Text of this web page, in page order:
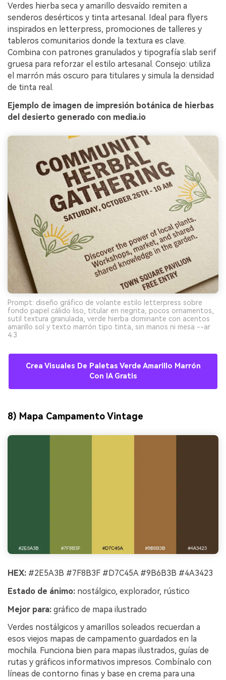
Verdes hierba seca y amarillo desvaído remiten a
senderos desérticos y tinta artesanal. Ideal para flyers
inspirados en letterpress, promociones de talleres y
tableros comunitarios donde la textura es clave.
Combina con patrones granulados y tipografía slab serif
gruesa para reforzar el estilo artesanal. Consejo: utiliza
el marrón más oscuro para titulares y simula la densidad
de tinta real.
Ejemplo de imagen de impresión botánica de hierbas
del desierto generado con media.io
Prompt: diseño gráfico de volante estilo letterpress sobre
fondo papel cálido liso, titular en negrita, pocos ornamentos,
sutil textura granulada, verde hierba dominante con acentos
amarillo sol y texto marrón tipo tinta, sin manos ni mesa --ar
4:3
Crea Visuales De Paletas Verde Amarillo Marrón
Con IA Gratis
8) Mapa Campamento Vintage
HEX: #2E5A3B #7F8B3F #D7C45A #9B6B3B #4A3423
Estado de ánimo: nostálgico, explorador, rústico
Mejor para: gráfico de mapa ilustrado
Verdes nostálgicos y amarillos soleados recuerdan a
esos viejos mapas de campamento guardados en la
mochila. Funciona bien para mapas ilustrados, guías de
rutas y gráficos informativos impresos. Combínalo con
líneas de contorno finas y base en crema para una